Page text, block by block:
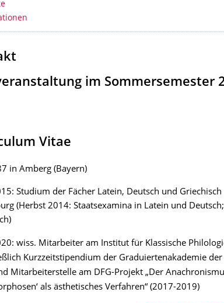
im Sommersemester
Vitae
in Amberg (Bayern)
Studium der Fächer Latein, Deutsch und
(Herbst 2014: Staatsexamina in Latein und
wiss. Mitarbeiter am Institut für Klassische
Kurzzeitstipendium der Graduiertenakademie der
Mitarbeiterstelle am DFG-Projekt „Der
als ästhetisches Verfahren“ (2017-2019)